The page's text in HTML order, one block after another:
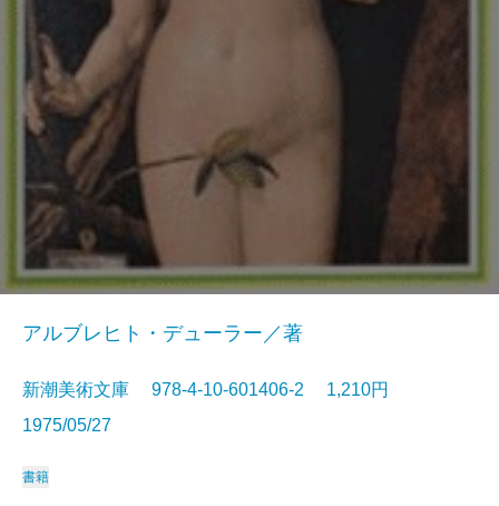
アルブレヒト・デューラー／著
新潮美術文庫 978-4-10-601406-2 1,210円
1975/05/27
書籍